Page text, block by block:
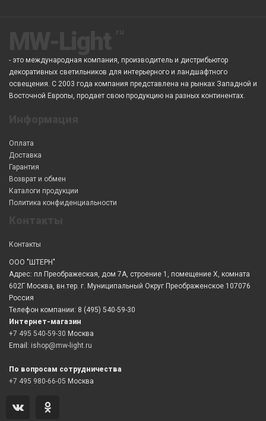
- это международная компания, производитель и дистрибьютор
декоративных светильников для интерьерного и ландшафтного
освещения. С 2003 года компания представлена на рынках Западной и
Восточной Европы, продает свою продукцию на разных континентах.
Оплата
Доставка
Гарантия
Возврат и обмен
Каталоги продукции
Политика конфиденциальности
Контакты
ООО "ШТЕРН"
Адрес: пл Преображеская, дом 7А, строение 1, помещение X, комната
602Г Москва, вн.тер. г. Муниципальный Округ Преображенское 107076
Россия
Телефон компании: 8 (495) 540-59-30
Интернет-магазин
+7 495 540-59-30 Москва
Email: ishop@mw-light.ru
По вопросам сотрудничества
+7 495 980-66-05 Москва